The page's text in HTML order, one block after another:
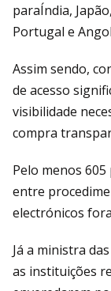
paraÍndia,
Portugal e
Assim sendo,
de acesso
visibilidade
compra
Pelo menos
entre
electrónicos
Já a ministra
as instituições